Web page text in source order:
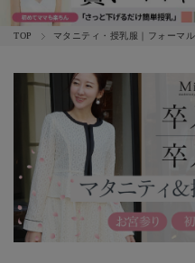
TOP マタニティ・授乳服｜フォーマ